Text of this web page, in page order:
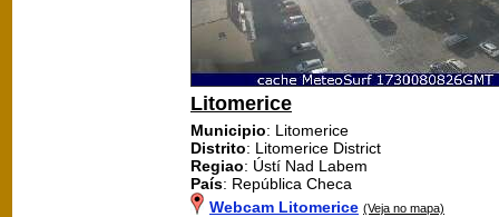
Litomerice
Municipio: Litomerice
Distrito: Litomerice District
Regiao: Ústí Nad Labem
País: República Checa
Webcam Litomerice (Veja no mapa)